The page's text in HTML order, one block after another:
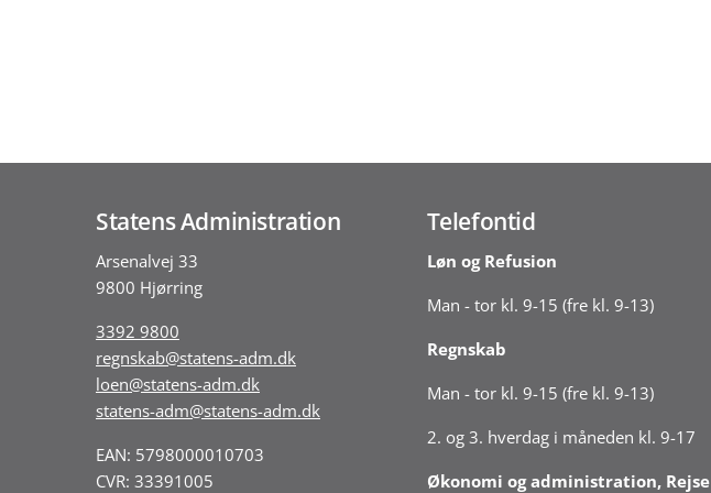
Statens Administration
Arsenalvej 33
9800 Hjørring
3392 9800
regnskab@statens-adm.dk
loen@statens-adm.dk
statens-adm@statens-adm.dk
EAN: 5798000010703
CVR: 33391005
Telefontid
Løn og Refusion
Man - tor kl. 9-15 (fre kl. 9-13)
Regnskab
Man - tor kl. 9-15 (fre kl. 9-13)
2. og 3. hverdag i måneden kl. 9-17
Økonomi og administration, Rejse